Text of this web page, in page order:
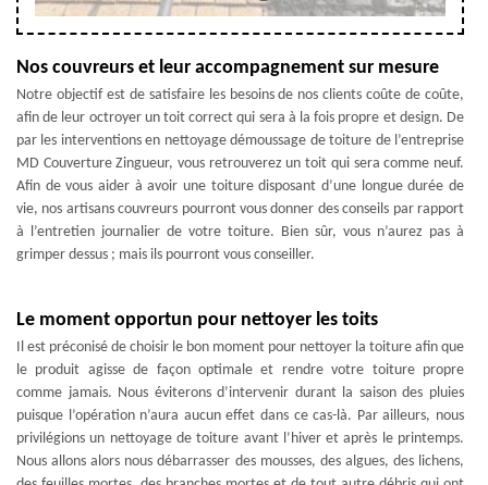
Nos couvreurs et leur accompagnement sur mesure
Notre objectif est de satisfaire les besoins de nos clients coûte de coûte,
afin de leur octroyer un toit correct qui sera à la fois propre et design. De
par les interventions en nettoyage démoussage de toiture de l’entreprise
MD Couverture Zingueur, vous retrouverez un toit qui sera comme neuf.
Afin de vous aider à avoir une toiture disposant d’une longue durée de
vie, nos artisans couvreurs pourront vous donner des conseils par rapport
à l’entretien journalier de votre toiture. Bien sûr, vous n’aurez pas à
grimper dessus ; mais ils pourront vous conseiller.
Le moment opportun pour nettoyer les toits
Il est préconisé de choisir le bon moment pour nettoyer la toiture afin que
le produit agisse de façon optimale et rendre votre toiture propre
comme jamais. Nous éviterons d’intervenir durant la saison des pluies
puisque l’opération n’aura aucun effet dans ce cas-là. Par ailleurs, nous
privilégions un nettoyage de toiture avant l’hiver et après le printemps.
Nous allons alors nous débarrasser des mousses, des algues, des lichens,